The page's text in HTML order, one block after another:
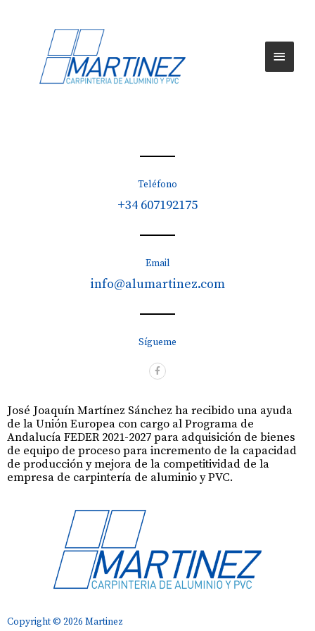
Teléfono
+34 607192175
Email
info@alumartinez.com
Sígueme
José Joaquín Martínez Sánchez ha recibido una ayuda
de la Unión Europea con cargo al Programa de
Andalucía FEDER 2021-2027 para adquisición de bienes
de equipo de proceso para incremento de la capacidad
de producción y mejora de la competitividad de la
empresa de carpintería de aluminio y PVC.
Copyright © 2026 Martinez